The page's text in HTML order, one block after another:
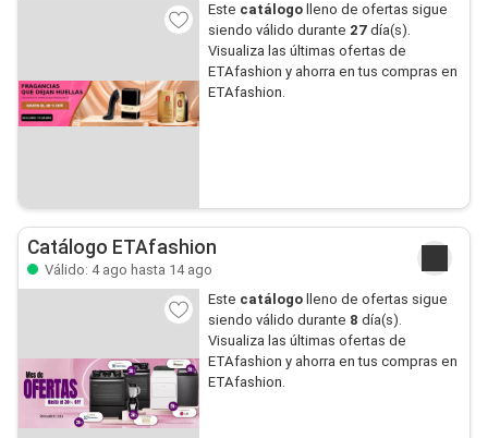
Este catálogo lleno de ofertas sigue
siendo válido durante 27día(s).
Visualiza las últimas ofertas de
ETAfashion y ahorra en tus compras en
ETAfashion.
Catálogo ETAfashion
Válido: 4 ago hasta 14 ago
Este catálogo lleno de ofertas sigue
siendo válido durante 8 día(s).
Visualiza las últimas ofertas de
ETAfashion y ahorra en tus compras en
ETAfashion.